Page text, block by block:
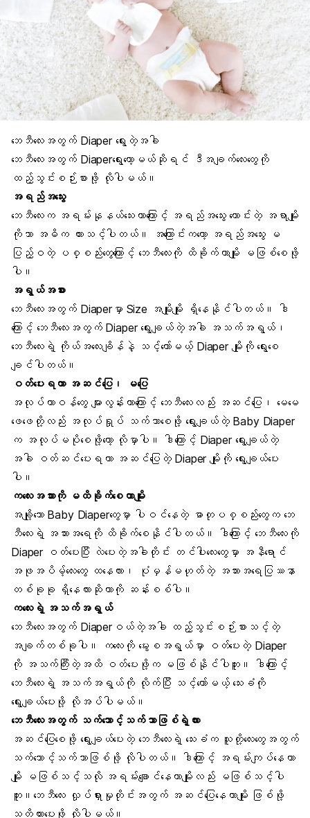
ဘေဘီလေးအတွက် Diaper ရွေးတဲ့အခါ
ဘေဘီလေးအတွက် Diaperရွေးတော့မယ်ဆိုရင် ဒီအချက်လေးတွေကို
ထည့်သွင်းစဉ်းစားဖို့ လိုပါမယ်။
အရည်အသွေး
ဘေဘီလေးက အရမ်းနုနယ်သေးတာကြောင့် အရည်အသွေး ကောင်းတဲ့ အရာမျိုး
ကိုသာ အဓိက ထားသင့်ပါတယ်။ အကြောင်းကတော့ အရည်အသွေး မ
ပြည့်ဝတဲ့ ပစ္စည်းတွေကြောင့် ဘေဘီလေးကို ထိခိုက်တာမျိုး မဖြစ်စေဖို့
ပါ။
အရွယ်အစား
ဘေဘီလေးအတွက် Diaperမှာ Size အမျိုးမျိုး ရှိနေနိုင်ပါတယ်။ ဒါ
ကြောင့် ဘေဘီလေးအတွက် Diaper ရွေးချယ်တဲ့အခါ အသက်အရွယ်၊
ဘေဘီလေးရဲ့ ကိုယ်အလေးချိန်နဲ့ သင့်တော်မယ့် Diaper မျိုးကို ရွေးစေ
ချင်ပါတယ်။
ဝတ်ပေးရတာ အဆင်ပြေ၊ မပြေ
အလုပ်တာဝန်တွေ များလွန်းတာကြောင့် ဘေဘီလေးလည်း အဆင်ပြေ၊ မေမေ
ဖေဖေတို့လည်း အလုပ်ရှုပ် သက်သာစေဖို့ ရွေးချယ်တဲ့ Baby Diaper
က အလုပ်မပိုစေဖို့တော့ လိုမှာပါ။ ဒါကြောင့် Diaper ရွေးချယ်တဲ့
အခါ ဝတ်ဆင်ပေးရတာ အဆင်ပြေတဲ့ Diaper မျိုးကို ရွေးချယ်ပေး
ပါ။
ကလေးအသားကို မထိခိုက်စေတာမျိုး
အချို့သော Baby Diaperတွေမှာ ပါဝင်နေတဲ့ ဓာတုပစ္စည်းတွေက ဘေ
ဘီလေးရဲ့ အသားအရေကို ထိခိုက်စေနိုင်ပါတယ်။ ဒါကြောင့် ဘေဘီလေးကို
Diaper ဝတ်ပေးပြီး လဲပေးတဲ့အခါတိုင်း တင်ပါးလေးတွေမှာ အနီရောင်
အဖုအပိမ့်လေးတွေ ထနေလား၊ ပုံမှန်မဟုတ်တဲ့ အသားအရေပြဿနာ
တစ်ခုခု ရှိနေလားဆိုတာကို ဆန်းစစ်ပါ။
ကလေးရဲ့ အသက်အရွယ်
ဘေဘီလေးအတွက် Diaperဝယ်တဲ့အခါ ထည့်သွင်းစဉ်းစားသင့်တဲ့
အချက်တစ်ခုပါ။ ကလေးကို မွေးစအရွယ်မှာ ဝတ်ပေးတဲ့ Diaper
ကို အသက်ကြီးတဲ့အထိ ဝတ်ပေးဖို့က မဖြစ်နိုင်ပါဘူး။ ဒါကြောင့်
ဘေဘီလေးရဲ့ အသက်အရွယ်ကို လိုက်ပြီး သင့်တော်မယ့် သေးခံကို
ရွေးချယ်ပေးဖို့ လိုအပ်ပါမယ်။
ဘေဘီလေးအတွက် သက်သောင့်သက်သာဖြစ်ရဲ့လား
အဆင်ပြေစေဖို့ ရွေးချယ်ပေးတဲ့ ဘေဘီလေးရဲ့ သေးခံက သူတို့လေးတွေအတွက်
သက်သောင့်သက်သာဖြစ်ဖို့ လိုပါတယ်။ ဒါကြောင့် အရမ်းကျပ်နေတာ
မျိုး မဖြစ်သင့်သလို အရမ်းချောင်နေတာမျိုးလည်း မဖြစ်သင့်ပါ
ဘူး။ဘေဘီလေး လှုပ်ရှားမှု တိုင်းအတွက် အဆင်ပြေနေတာမျိုး ဖြစ်ဖို့
သတိထားပေးဖို့ လိုပါမယ်။